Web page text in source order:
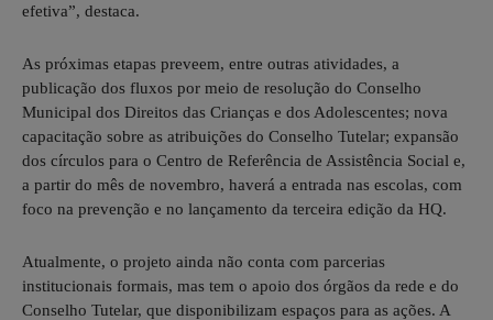
efetiva”, destaca.
As próximas etapas preveem, entre outras atividades, a
publicação dos fluxos por meio de resolução do Conselho
Municipal dos Direitos das Crianças e dos Adolescentes; nova
capacitação sobre as atribuições do Conselho Tutelar; expansão
dos círculos para o Centro de Referência de Assistência Social e,
a partir do mês de novembro, haverá a entrada nas escolas, com
foco na prevenção e no lançamento da terceira edição da HQ.
Atualmente, o projeto ainda não conta com parcerias
institucionais formais, mas tem o apoio dos órgãos da rede e do
Conselho Tutelar, que disponibilizam espaços para as ações. A